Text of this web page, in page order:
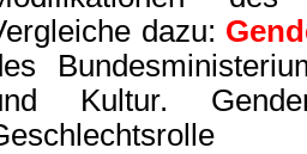
dazu:
Kultur.